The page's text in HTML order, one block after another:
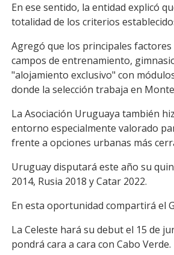
LinkEn ese sentido, la entidad explicó
totalidad de los criterios
Agregó que los principales
campos de entrenamiento,
"alojamiento exclusivo" con
donde la selección trabaja en
La Asociación Uruguaya también
entorno especialmente valorado
frente a opciones urbanas más
Uruguay disputará este año su
2014, Rusia 2018 y Catar 2022.
En esta oportunidad compartirá el
La Celeste hará su debut el 15 de
pondrá cara a cara con Cabo